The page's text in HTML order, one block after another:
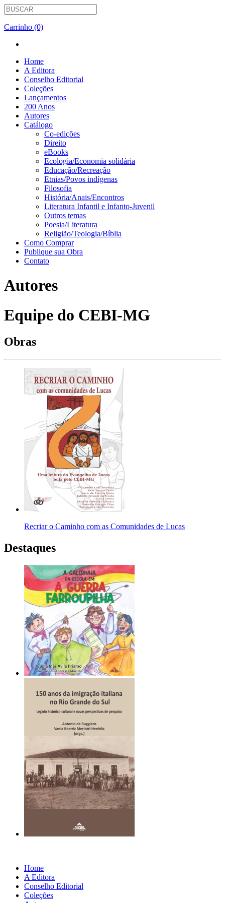
Carrinho (0)
Home
A Editora
Conselho Editorial
Coleções
Lançamentos
200 Anos
Autores
Catálogo
Co-edições
Direito
eBooks
Ecologia/Economia solidária
Educação/Recreação
Etnias/Povos indígenas
Filosofia
História/Anais/Encontros
Literatura Infantil e Infanto-Juvenil
Outros temas
Poesia/Literatura
Religião/Teologia/Bíblia
Como Comprar
Publique sua Obra
Contato
Autores
Equipe do CEBI-MG
Obras
Recriar o Caminho com as Comunidades de Lucas
Destaques
Home
A Editora
Conselho Editorial
Coleções